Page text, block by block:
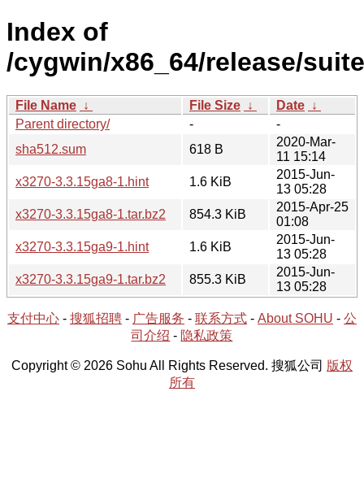
Index of
/cygwin/x86_64/release/
File Name ↓ File Size ↓ Date ↓
Parent directory/
-
-
sha512.sum
618 B
2020-Mar-
11 15:14
x3270-3.3.15ga8-1.hint
1.6 KiB
2015-Jun-
13 05:28
x3270-3.3.15ga8-1.tar.bz2
854.3 KiB
2015-Apr-25
01:08
x3270-3.3.15ga9-1.hint
1.6 KiB
2015-Jun-
13 05:28
x3270-3.3.15ga9-1.tar.bz2
855.3 KiB
2015-Jun-
13 05:28
支付中心 - 搜狐招聘 - 广告服务 - 联系方式 - About SOHU - 公
司介绍 - 隐私政策
Copyright © 2026 Sohu All Rights Reserved. 搜狐公司 版权
所有